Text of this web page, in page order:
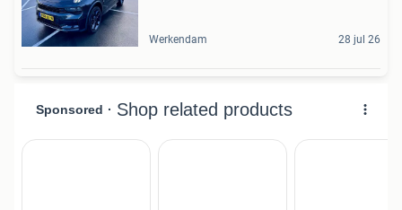
Werkendam 28 jul 26